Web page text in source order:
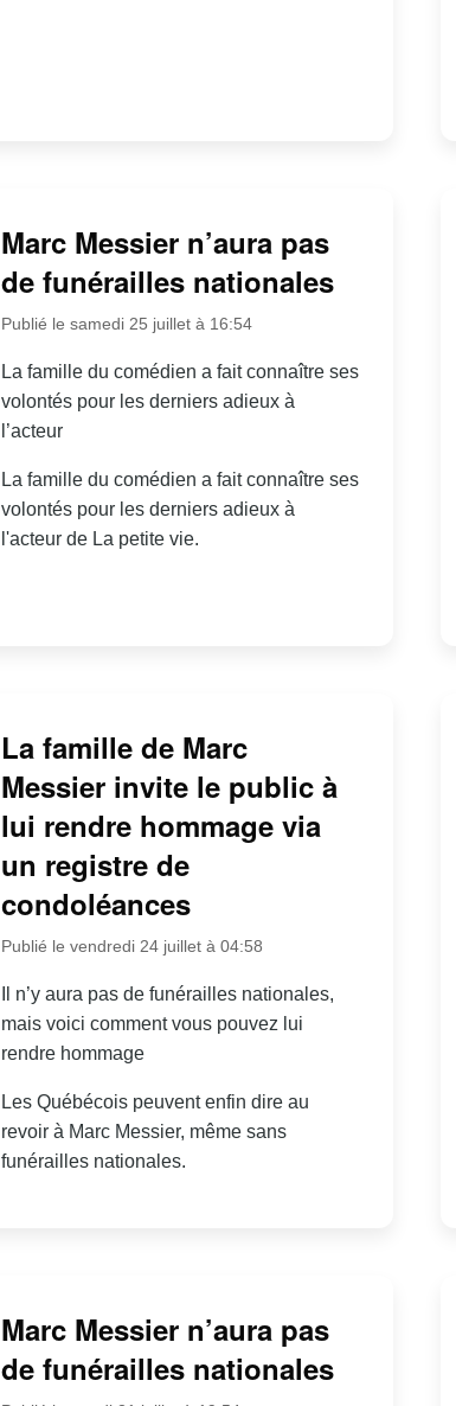
Marc Messier n’aura pas
de funérailles nationales
Publié le samedi 25 juillet à 16:54
La famille du comédien a fait connaître ses
volontés pour les derniers adieux à
l’acteur
La famille du comédien a fait connaître ses
volontés pour les derniers adieux à
l'acteur de La petite vie.
La famille de Marc
Messier invite le public à
lui rendre hommage via
un registre de
condoléances
Publié le vendredi 24 juillet à 04:58
Il n’y aura pas de funérailles nationales,
mais voici comment vous pouvez lui
rendre hommage
Les Québécois peuvent enfin dire au
revoir à Marc Messier, même sans
funérailles nationales.
Marc Messier n’aura pas
de funérailles nationales